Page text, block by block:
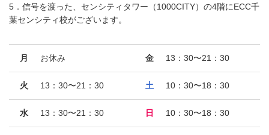
5．信号を渡った、センシティタワー（1000CITY）の4階にECC千
葉センシティ校がございます。
月 お休み
火 13：30〜21：30
水 13：30〜21：30
金 13：30〜21：30
土 10：30〜18：30
日 10：30〜18：30